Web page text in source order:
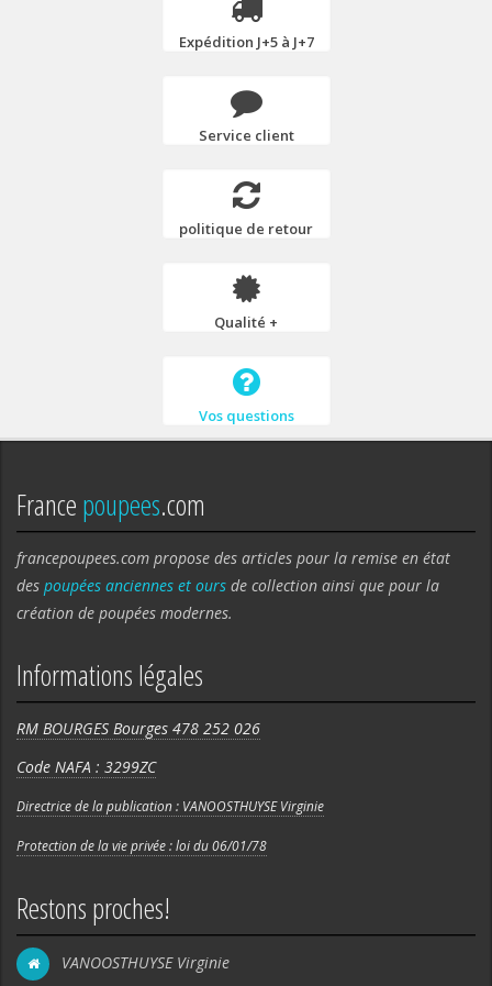
Expédition J+5 à J+7
Service client
politique de retour
Qualité +
Vos questions
Francepoupees.com
francepoupees.com propose des articles pour la remise en état
des poupées anciennes et ours de collection ainsi que pour la
création de poupées modernes.
Informations légales
RM BOURGES Bourges 478 252 026
Code NAFA : 3299ZC
Directrice de la publication : VANOOSTHUYSE Virginie
Protection de la vie privée : loi du 06/01/78
Restons proches!
VANOOSTHUYSE Virginie